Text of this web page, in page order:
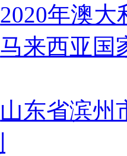
2020年澳
马来西亚国
山东省滨州